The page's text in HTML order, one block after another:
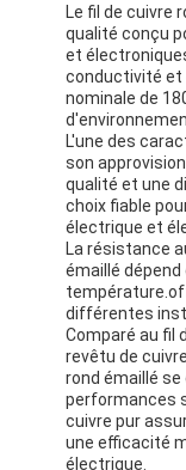
Le fil de cuivre
qualité conçu
et
conductivité et
nominale de
L'une des
son
qualité et une
choix fiable
électrique et
La résistance
émaillé
différentes
Comparé au fil
revêtu de
rond émaillé
performances
cuivre pur
une efficacité
électrique.